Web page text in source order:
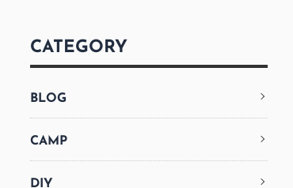
CATEGORY
BLOG
CAMP
DIY